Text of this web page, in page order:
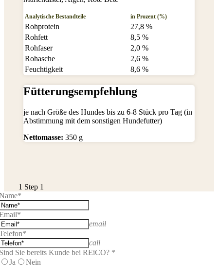
Analytische Bestandteile in Prozent (%)
Rohprotein
27,8 %
Rohfett
8,5 %
Rohfaser
2,0 %
Rohasche
2,6 %
Feuchtigkeit
8,6 %
Fütterungsempfehlung
je nach Größe des Hundes bis zu 6-8 Stück pro Tag (in
Abstimmung mit dem sonstigen Hundefutter)
Nettomasse: 350 g
1 Step 1
email
call
Sie bereits Kunde bei REiCO? *
Ja
Nein